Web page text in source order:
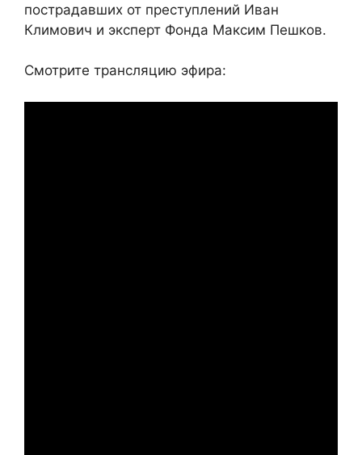
пострадавших от преступлений Иван
Климович и эксперт Фонда Максим Пешков.
Смотрите трансляцию эфира: